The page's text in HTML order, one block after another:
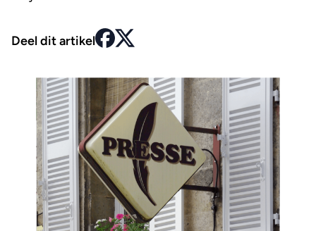
Deel dit artikel